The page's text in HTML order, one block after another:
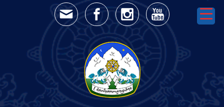
Skip to main content